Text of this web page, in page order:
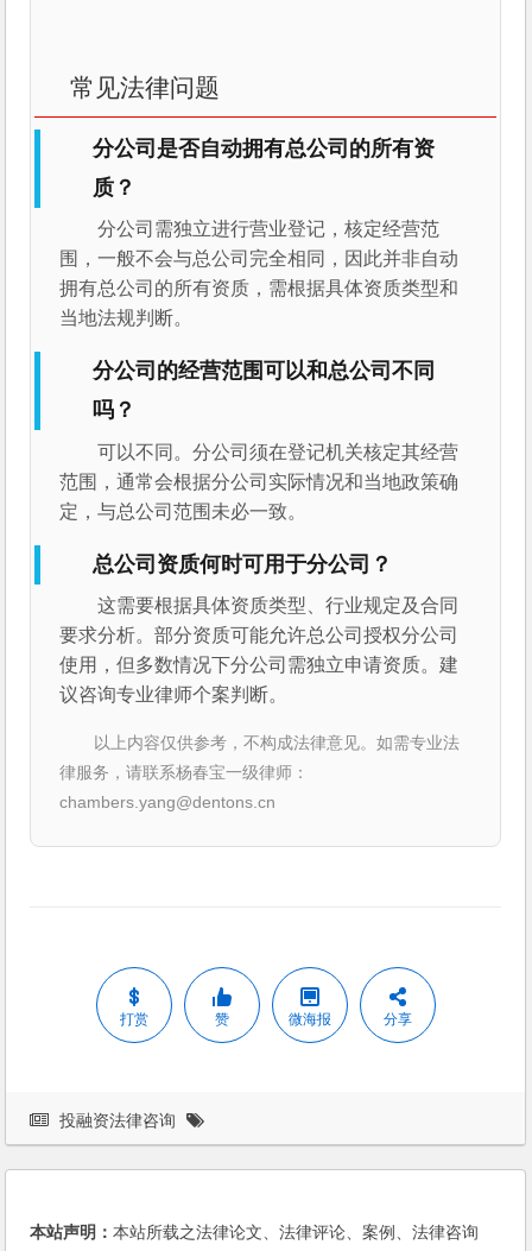
常见法律问题
分公司是否自动拥有总公司的所有资
质？
分公司需独立进行营业登记，核定经营范
围，一般不会与总公司完全相同，因此并非自动
拥有总公司的所有资质，需根据具体资质类型和
当地法规判断。
分公司的经营范围可以和总公司不同
吗？
可以不同。分公司须在登记机关核定其经营
范围，通常会根据分公司实际情况和当地政策确
定，与总公司范围未必一致。
总公司资质何时可用于分公司？
这需要根据具体资质类型、行业规定及合同
要求分析。部分资质可能允许总公司授权分公司
使用，但多数情况下分公司需独立申请资质。建
议咨询专业律师个案判断。
以上内容仅供参考，不构成法律意见。如需专业法
律服务，请联系杨春宝一级律师：
chambers.yang@dentons.cn
打赏 赞 微海报 分享
投融资法律咨询
本站声明：本站所载之法律论文、法律评论、案例、法律咨询